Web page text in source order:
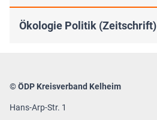
Ökologie Politik (Zeitschrift)
© ÖDP Kreisverband Kelheim
Hans-Arp-Str. 1